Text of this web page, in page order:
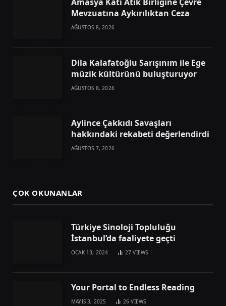
Amasya Katı Atık Birliğine Çevre
Mevzuatına Aykırılıktan Ceza
AĞUSTOS 8, 2026
Dila Kalafatoğlu Sarışınım ile Ege
müzik kültürünü buluşturuyor
AĞUSTOS 8, 2026
Aylince Çakkıdı Savaşları
hakkındaki rekabeti değerlendirdi
AĞUSTOS 7, 2026
ÇOK OKUNANLAR
Türkiye Sinoloji Topluluğu
İstanbul’da faaliyete geçti
OCAK 13, 2024 27VIEWS
Your Portal to Endless Reading
MAYIS 3, 2025 26VIEWS